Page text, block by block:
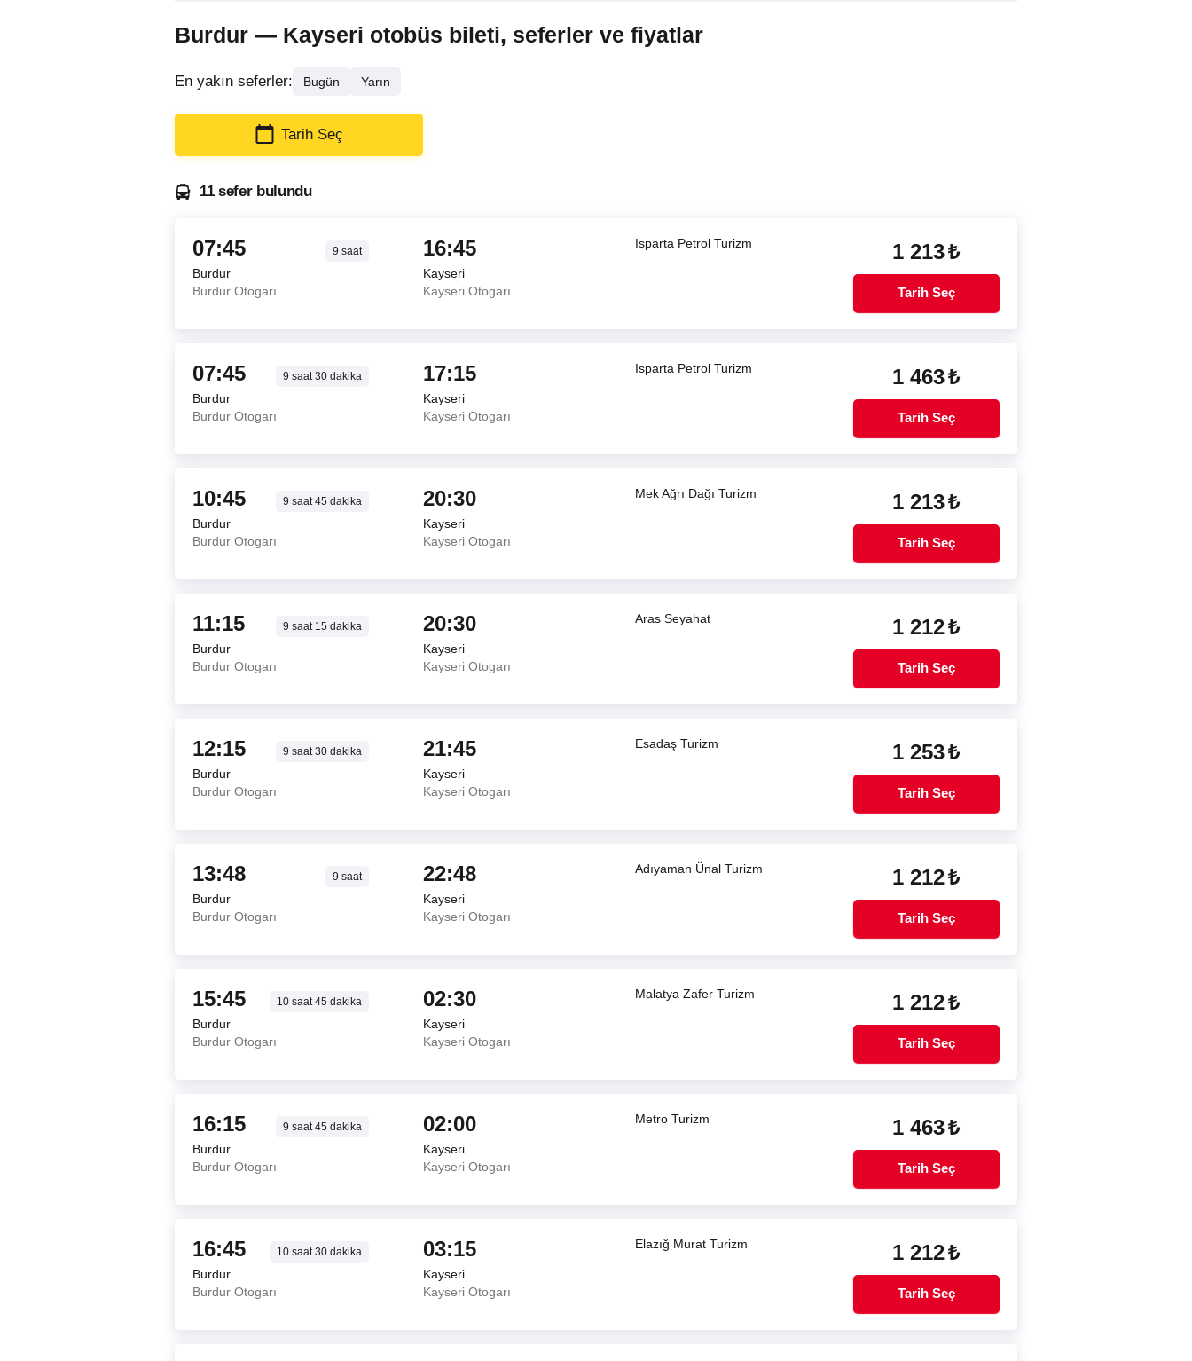
Burdur — Kayseri otobüs bileti, seferler ve fiyatlar
En yakın seferler: Bugün Yarın
Tarih Seç
11 sefer bulundu
07:45 9 saat
Burdur
Burdur Otogarı
16:45
Kayseri
Kayseri Otogarı
Isparta Petrol Turizm 1 213₺
Tarih Seç
07:45 9 saat30 dakika
Burdur
Burdur Otogarı
17:15
Kayseri
Kayseri Otogarı
Isparta Petrol Turizm 1 463₺
Tarih Seç
10:45 9 saat45 dakika
Burdur
Burdur Otogarı
20:30
Kayseri
Kayseri Otogarı
Mek Ağrı Dağı Turizm 1 213₺
Tarih Seç
11:15 9 saat15 dakika
Burdur
Burdur Otogarı
20:30
Kayseri
Kayseri Otogarı
Aras Seyahat 1 212₺
Tarih Seç
12:15 9 saat30 dakika
Burdur
Burdur Otogarı
21:45
Kayseri
Kayseri Otogarı
Esadaş Turizm 1 253₺
Tarih Seç
13:48 9 saat
Burdur
Burdur Otogarı
22:48
Kayseri
Kayseri Otogarı
Adıyaman Ünal Turizm 1 212₺
Tarih Seç
15:45 10 saat45 dakika
Burdur
Burdur Otogarı
02:30
Kayseri
Kayseri Otogarı
Malatya Zafer Turizm 1 212₺
Tarih Seç
16:15 9 saat45 dakika
Burdur
Burdur Otogarı
02:00
Kayseri
Kayseri Otogarı
Metro Turizm 1 463₺
Tarih Seç
16:45 10 saat30 dakika
Burdur
Burdur Otogarı
03:15
Kayseri
Kayseri Otogarı
Elazığ Murat Turizm 1 212₺
Tarih Seç